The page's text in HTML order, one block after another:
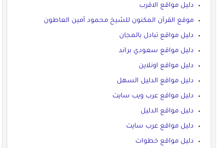
دليل مواقع الاقرب
موقع القرآن المكنون للشيخ محمود أمين العاطون
دليل مواقع تبادل بالمجان
دليل مواقع سعودي براند
دليل مواقع اونلاين
دليل مواقع الدليل السهل
دليل مواقع عرب ويب سايت
دليل مواقع الدليل
دليل مواقع عرب سايت
دليل مواقع خطوات